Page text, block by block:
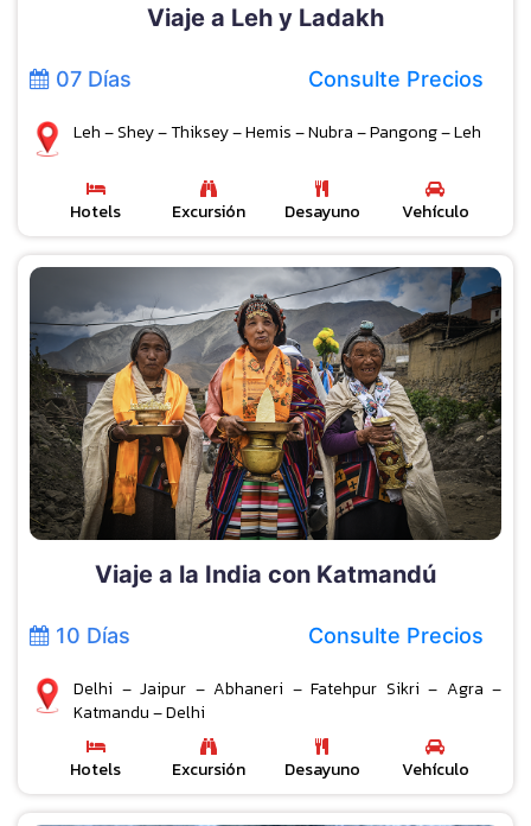
Viaje a Leh y Ladakh
07 Días Consulte Precios
Leh – Shey – Thiksey – Hemis – Nubra – Pangong – Leh
Hotels Excursión Desayuno Vehículo
Viaje a la India con Katmandú
10 Días Consulte Precios
Delhi – Jaipur – Abhaneri – Fatehpur Sikri – Agra –
Katmandu – Delhi
Hotels Excursión Desayuno Vehículo